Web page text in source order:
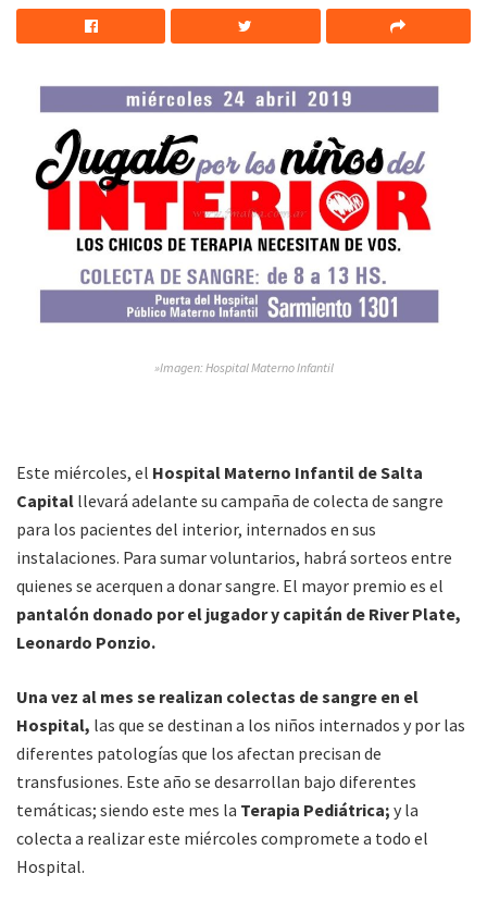
»Imagen: Hospital Materno Infantil
Este miércoles, el Hospital Materno Infantil de Salta
Capital llevará adelante su campaña de colecta de sangre
para los pacientes del interior, internados en sus
instalaciones. Para sumar voluntarios, habrá sorteos entre
quienes se acerquen a donar sangre. El mayor premio es el
pantalón donado por el jugador y capitán de River Plate,
Leonardo Ponzio.
Una vez al mes se realizan colectas de sangre en el
Hospital, las que se destinan a los niños internados y por las
diferentes patologías que los afectan precisan de
transfusiones. Este año se desarrollan bajo diferentes
temáticas; siendo este mes la Terapia Pediátrica; y la
colecta a realizar este miércoles compromete a todo el
Hospital.